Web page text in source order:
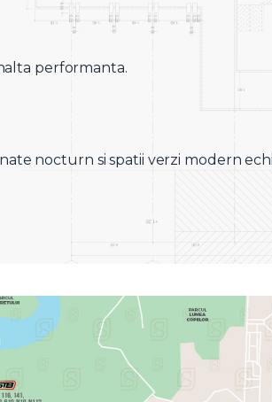
performanta.
nocturn si spatii verzi modern